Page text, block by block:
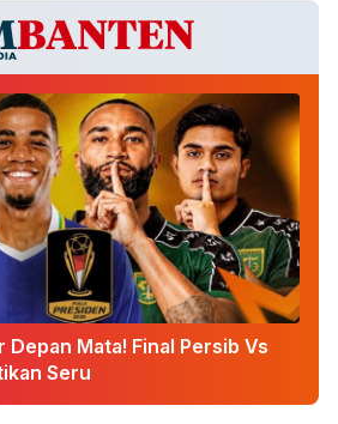
Depan Mata! Final Persib Vs
Seru